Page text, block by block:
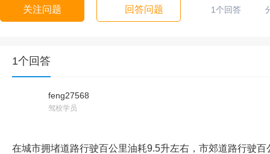
关注问题 回答问题 1个回答
1个回答
feng27568
驾校学员
在城市拥堵道路行驶百公里油耗9.5升左右，市郊道路行驶